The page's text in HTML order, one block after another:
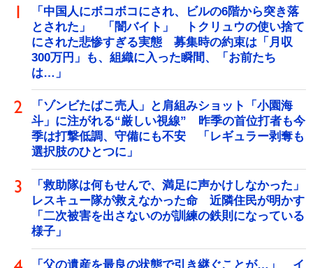
「中国人にボコボコにされ、ビルの6階から突き落
とされた」 「闇バイト」 トクリュウの使い捨て
にされた悲惨すぎる実態 募集時の約束は「月収
300万円」も、組織に入った瞬間、「お前たち
は…」
「ゾンビたばこ売人」と肩組みショット「小園海
斗」に注がれる“厳しい視線” 昨季の首位打者も今
季は打撃低調、守備にも不安 「レギュラー剥奪も
選択肢のひとつに」
「救助隊は何もせんで、満足に声かけしなかった」
レスキュー隊が救えなかった命 近隣住民が明かす
「二次被害を出さないのが訓練の鉄則になっている
様子」
「父の遺産を最良の状態で引き継ぐことが…」 イ